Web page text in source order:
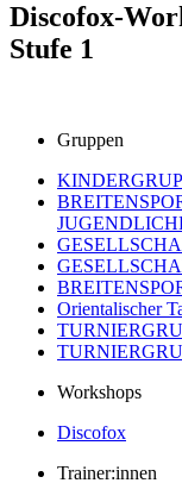
Discofox-
Stufe 1
Gruppen
Orientalischer
Workshops
Discofox
Trainer:innen